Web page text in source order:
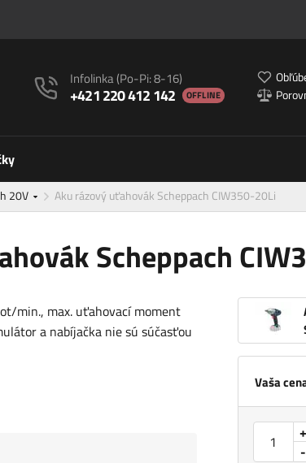
Infolinka(Po-Pi: 8-16)
+421 220 412 142 OFFLINE
20V Aku rázový uťahovák Scheppach CIW350-20Li
Scheppach
Vaša
-
+
min., max. uťahovací moment
a nabíjačka nie sú súčasťou